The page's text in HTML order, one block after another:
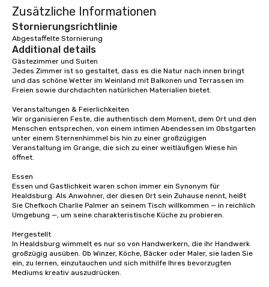
Zusätzliche Informationen
Stornierungsrichtlinie
Abgestaffelte Stornierung
Additional details
Gästezimmer und Suiten
Jedes Zimmer ist so gestaltet, dass es die Natur nach innen bringt
und das schöne Wetter im Weinland mit Balkonen und Terrassen im
Freien sowie durchdachten natürlichen Materialien bietet.
Veranstaltungen & Feierlichkeiten
Wir organisieren Feste, die authentisch dem Moment, dem Ort und den
Menschen entsprechen, von einem intimen Abendessen im Obstgarten
unter einem Sternenhimmel bis hin zu einer großzügigen
Veranstaltung im Grange, die sich zu einer weitläufigen Wiese hin
öffnet.
Essen
Essen und Gastlichkeit waren schon immer ein Synonym für
Healdsburg. Als Anwohner, der diesen Ort sein Zuhause nennt, heißt
Sie Chefkoch Charlie Palmer an seinem Tisch willkommen — in reichlich
Umgebung —, um seine charakteristische Küche zu probieren.
Hergestellt
In Healdsburg wimmelt es nur so von Handwerkern, die ihr Handwerk
großzügig ausüben. Ob Winzer, Köche, Bäcker oder Maler, sie laden Sie
ein, zu lernen, einzutauchen und sich mithilfe Ihres bevorzugten
Mediums kreativ auszudrücken.